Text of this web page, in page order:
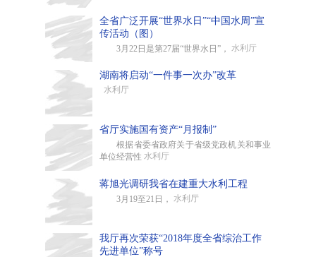
全省广泛开展“世界水日”“中国水周”宣
传活动（图）
3月22日是第27届“世界水日”， 水利厅
湖南将启动“一件事一次办”改革
水利厅
省厅实施国有资产“月报制”
根据省委省政府关于省级党政机关和事业
单位经营性 水利厅
蒋旭光调研我省在建重大水利工程
3月19至21日， 水利厅
我厅再次荣获“2018年度全省综治工作
先进单位”称号